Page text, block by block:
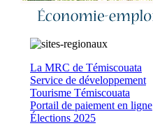
La MRC de Témiscouata
Service de développement
Tourisme Témiscouata
Portail de paiement en ligne
Élections 2025